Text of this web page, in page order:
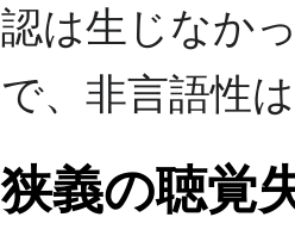
認は生じなか
で、非言語性は
狭義の聴覚